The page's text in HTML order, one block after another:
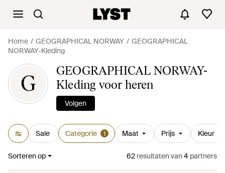
Home GEOGRAPHICAL NORWAY
GEOGRAPHICAL
NORWAY-Kleding
G
GEOGRAPHICAL NORWAY-
Kleding voor heren
Volgen
Sale Categorie 1 Maat Prijs Kleur
Sorteren op 62 resultatenvan4 partners